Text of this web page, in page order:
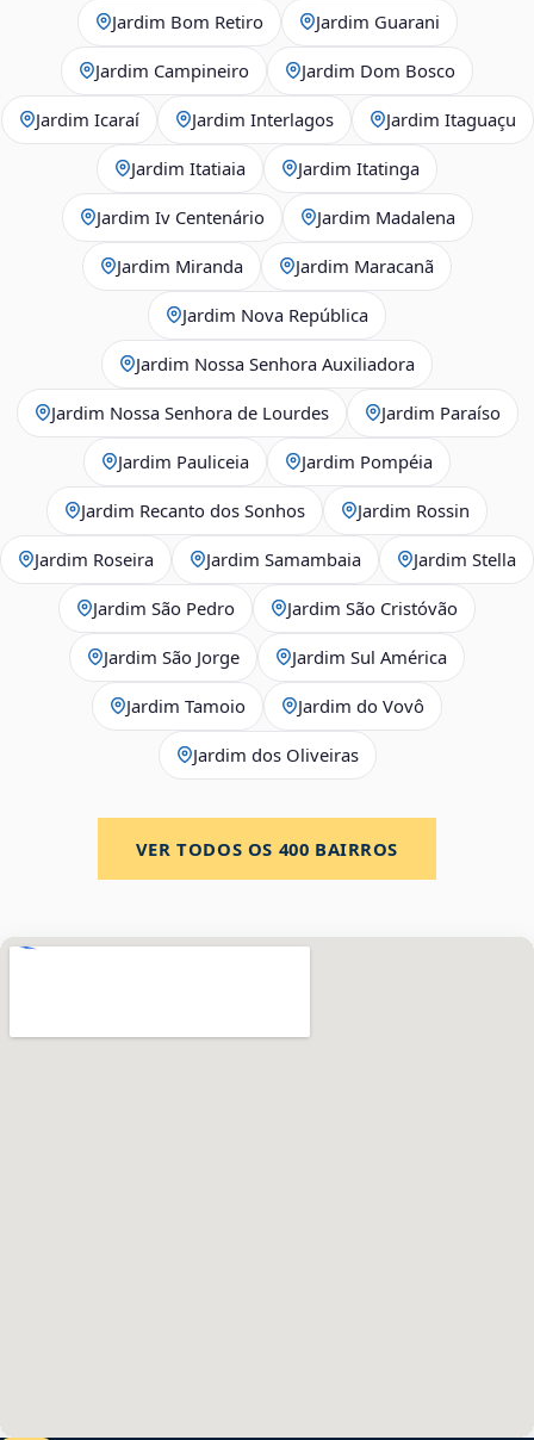
Jardim Bom Retiro Jardim Guarani
Jardim Campineiro Jardim Dom Bosco
Jardim Icaraí Jardim Interlagos Jardim Itaguaçu
Jardim Itatiaia Jardim Itatinga
Jardim Iv Centenário Jardim Madalena
Jardim Miranda Jardim Maracanã
Jardim Nova República
Jardim Nossa Senhora Auxiliadora
Jardim Nossa Senhora de Lourdes Jardim Paraíso
Jardim Pauliceia Jardim Pompéia
Jardim Recanto dos Sonhos Jardim Rossin
Jardim Roseira Jardim Samambaia Jardim Stella
Jardim São Pedro Jardim São Cristóvão
Jardim São Jorge Jardim Sul América
Jardim Tamoio Jardim do Vovô
Jardim dos Oliveiras
VER TODOS OS 400 BAIRROS